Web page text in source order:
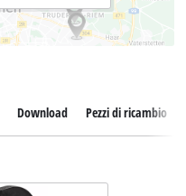
Download Pezzi di ricambio